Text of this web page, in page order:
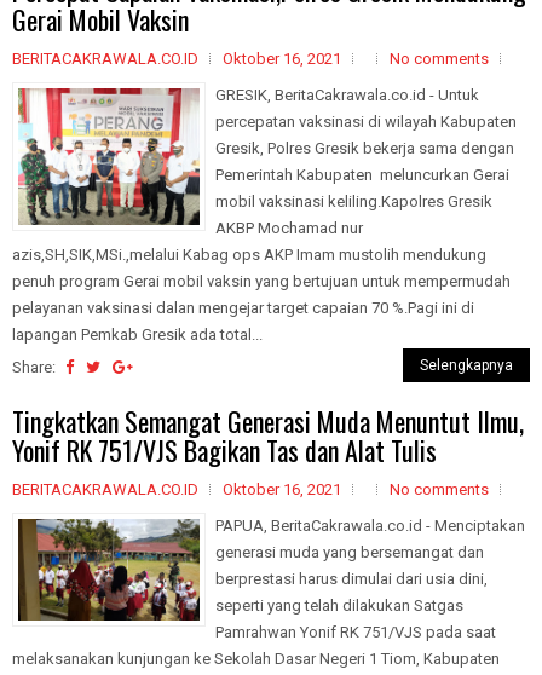
Gerai Mobil Vaksin
BERITACAKRAWALA.CO.ID Oktober 16, 2021
No comments
GRESIK, BeritaCakrawala.co.id - Untuk
percepatan vaksinasi di wilayah Kabupaten
Gresik, Polres Gresik bekerja sama dengan
Pemerintah Kabupaten meluncurkan Gerai
mobil vaksinasi keliling.Kapolres Gresik
AKBP Mochamad nur
azis,SH,SIK,MSi.,melalui Kabag ops AKP Imam mustolih mendukung
penuh program Gerai mobil vaksin yang bertujuan untuk mempermudah
pelayanan vaksinasi dalan mengejar target capaian 70 %.Pagi ini di
lapangan Pemkab Gresik ada total...
Share:
Selengkapnya
Tingkatkan Semangat Generasi Muda Menuntut Ilmu,
Yonif RK 751/VJS Bagikan Tas dan Alat Tulis
BERITACAKRAWALA.CO.ID Oktober 16, 2021
No comments
PAPUA, BeritaCakrawala.co.id - Menciptakan
generasi muda yang bersemangat dan
berprestasi harus dimulai dari usia dini,
seperti yang telah dilakukan Satgas
Pamrahwan Yonif RK 751/VJS pada saat
melaksanakan kunjungan ke Sekolah Dasar Negeri 1 Tiom, Kabupaten